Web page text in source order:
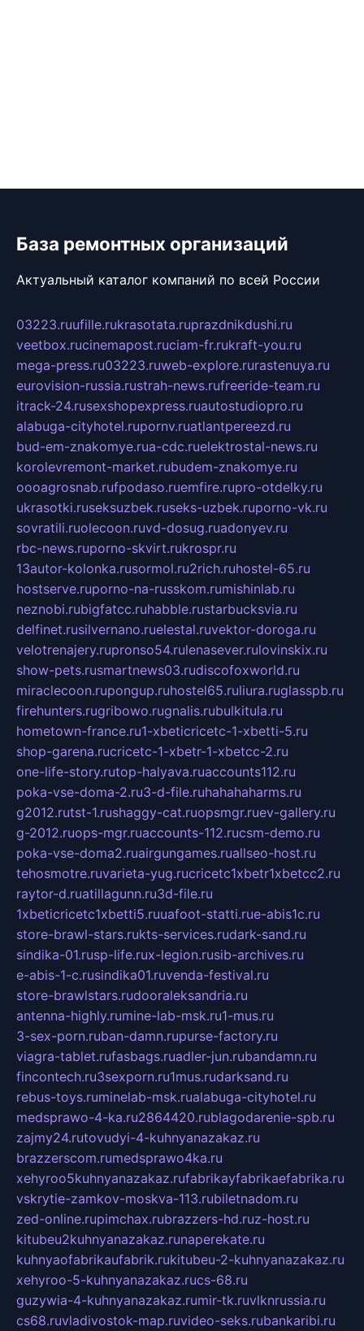
База ремонтных организаций
Актуальный каталог компаний по всей России
03223.ruufille.rukrasotata.ruprazdnikdushi.ru
veetbox.rucinemapost.ruciam-fr.rukraft-you.ru
mega-press.ru03223.ruweb-explore.rurastenuya.ru
eurovision-russia.rustrah-news.rufreeride-team.ru
itrack-24.rusexshopexpress.ruautostudiopro.ru
alabuga-cityhotel.rupornv.ruatlantpereezd.ru
bud-em-znakomye.rua-cdc.ruelektrostal-news.ru
korolevremont-market.rubudem-znakomye.ru
oooagrosnab.rufpodaso.ruemfire.rupro-otdelky.ru
ukrasotki.ruseksuzbek.ruseks-uzbek.ruporno-vk.ru
sovratili.ruolecoon.ruvd-dosug.ruadonyev.ru
rbc-news.ruporno-skvirt.rukrospr.ru
13autor-kolonka.rusormol.ru2rich.ruhostel-65.ru
hostserve.ruporno-na-russkom.rumishinlab.ru
neznobi.rubigfatcc.ruhabble.rustarbucksvia.ru
delfinet.rusilvernano.ruelestal.ruvektor-doroga.ru
velotrenajery.rupronso54.rulenasever.rulovinskix.ru
show-pets.rusmartnews03.rudiscofoxworld.ru
miraclecoon.rupongup.ruhostel65.ruliura.ruglasspb.ru
firehunters.rugribowo.rugnalis.rubulkitula.ru
hometown-france.ru1-xbeticricetc-1-xbetti-5.ru
shop-garena.rucricetc-1-xbetr-1-xbetcc-2.ru
one-life-story.rutop-halyava.ruaccounts112.ru
poka-vse-doma-2.ru3-d-file.ruhahahaharms.ru
g2012.rutst-1.rushaggy-cat.ruopsmgr.ruev-gallery.ru
g-2012.ruops-mgr.ruaccounts-112.rucsm-demo.ru
poka-vse-doma2.ruairgungames.ruallseo-host.ru
tehosmotre.ruvarieta-yug.rucricetc1xbetr1xbetcc2.ru
raytor-d.ruatillagunn.ru3d-file.ru
1xbeticricetc1xbetti5.ruuafoot-statti.rue-abis1c.ru
store-brawl-stars.rukts-services.rudark-sand.ru
sindika-01.rusp-life.rux-legion.rusib-archives.ru
e-abis-1-c.rusindika01.ruvenda-festival.ru
store-brawlstars.rudooraleksandria.ru
antenna-highly.rumine-lab-msk.ru1-mus.ru
3-sex-porn.ruban-damn.rupurse-factory.ru
viagra-tablet.rufasbags.ruadler-jun.rubandamn.ru
fincontech.ru3sexporn.ru1mus.rudarksand.ru
rebus-toys.ruminelab-msk.rualabuga-cityhotel.ru
medsprawo-4-ka.ru2864420.rublagodarenie-spb.ru
zajmy24.rutovudyi-4-kuhnyanazakaz.ru
brazzerscom.rumedsprawo4ka.ru
xehyroo5kuhnyanazakaz.rufabrikayfabrikaefabrika.ru
vskrytie-zamkov-moskva-113.rubiletnadom.ru
zed-online.rupimchax.rubrazzers-hd.ruz-host.ru
kitubeu2kuhnyanazakaz.runaperekate.ru
kuhnyaofabrikaufabrik.rukitubeu-2-kuhnyanazakaz.ru
xehyroo-5-kuhnyanazakaz.rucs-68.ru
guzywia-4-kuhnyanazakaz.rumir-tk.ruvlknrussia.ru
cs68.ruvladivostok-map.ruvideo-seks.rubankaribi.ru